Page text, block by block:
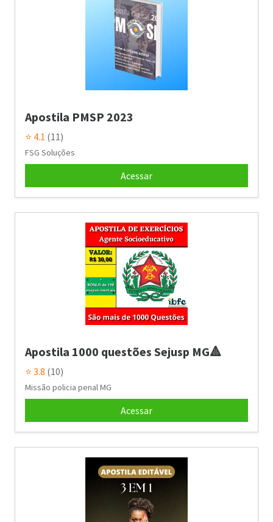
Apostila PMSP 2023
⭐ 4.1 (11)
FSG Soluções
Acessar
Apostila 1000 questões Sejusp MG🔺
⭐ 3.8 (10)
Missão policia penal MG
Acessar